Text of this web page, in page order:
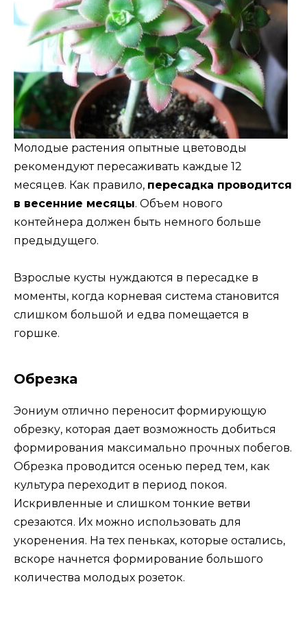
Молодые растения опытные цветоводы
рекомендуют пересаживать каждые 12
месяцев. Как правило, пересадка проводится
в весенние месяцы. Объем нового
контейнера должен быть немного больше
предыдущего.
Взрослые кусты нуждаются в пересадке в
моменты, когда корневая система становится
слишком большой и едва помещается в
горшке.
Обрезка
Эониум отлично переносит формирующую
обрезку, которая дает возможность добиться
формирования максимально прочных побегов.
Обрезка проводится осенью перед тем, как
культура переходит в период покоя.
Искривленные и слишком тонкие ветви
срезаются. Их можно использовать для
укоренения. На тех пеньках, которые остались,
вскоре начнется формирование большого
количества молодых розеток.